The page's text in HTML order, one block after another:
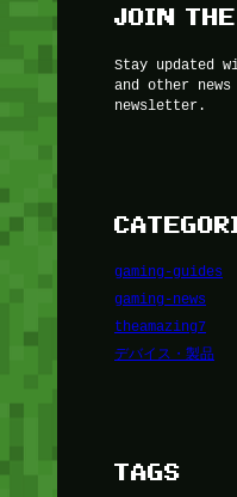
JOIN
Stay updated
and other
newsletter.
gaming-guides
gaming-news
theamazing7
デバイス・製品
TAGS